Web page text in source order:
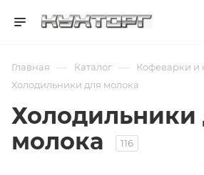
Главная — Каталог — Кофеварки
Холодильники для молока
Холодильники
молока
116